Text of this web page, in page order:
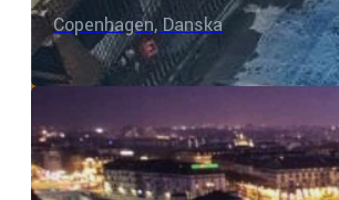
Copenhagen, Danska